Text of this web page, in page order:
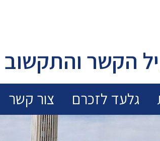
הקשר והתקשוב
גלעד לזכרם צור קשר